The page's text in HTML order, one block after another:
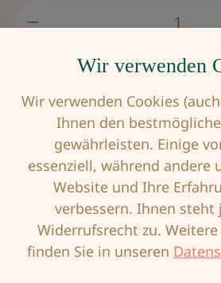
Produkt Anzahl: Gib
In den
Produktnummer:AMO-
EAN:4026275414577
Wir verwenden
Wir verwenden Cookies
Ihnen den
gewährleisten. Einige
essenziell, während andere
Website und Ihre
verbessern. Ihnen steht
Widerrufsrecht zu.
finden Sie in unseren